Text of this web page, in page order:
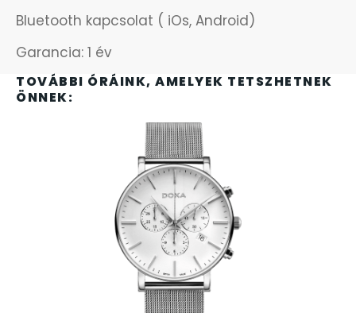
TOVÁBBI ÓRÁINK, AMELYEK TETSZHETNEK
ÖNNEK:
Bluetooth kapcsolat ( iOs, Android)
Garancia: 1 év
PULSAR
SANTA BARBARA
SERGIO TACCHINI